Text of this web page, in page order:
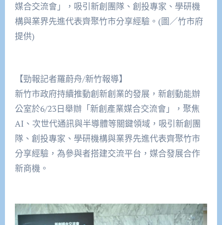
媒合交流會」，吸引新創團隊、創投專家、學研機
構與業界先進代表齊聚竹市分享經驗。(圖／竹市府
提供)
【勁報記者羅蔚舟/新竹報導】
新竹市政府持續推動創新創業的發展，新創動能辦
公室於6/23日舉辦「新創產業媒合交流會」，聚焦
AI、次世代通訊與半導體等關鍵領域，吸引新創團
隊、創投專家、學研機構與業界先進代表齊聚竹市
分享經驗，為參與者搭建交流平台，媒合發展合作
新商機。